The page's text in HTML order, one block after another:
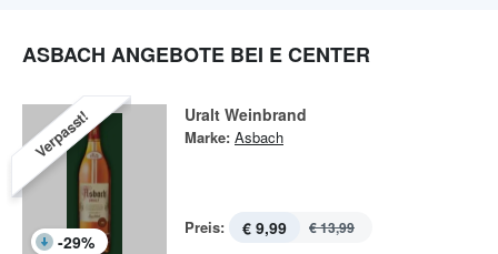
ASBACH ANGEBOTE BEI E CENTER
Verpasst!
-29%
Uralt Weinbrand
Marke: Asbach
Preis: € 9,99 € 13,99